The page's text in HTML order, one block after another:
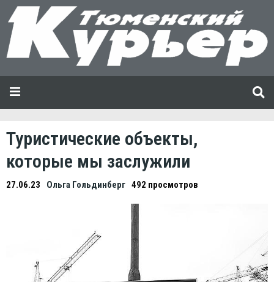
Туристические объекты,
которые мы заслужили
27.06.23 Ольга Гольдинберг 492 просмотров